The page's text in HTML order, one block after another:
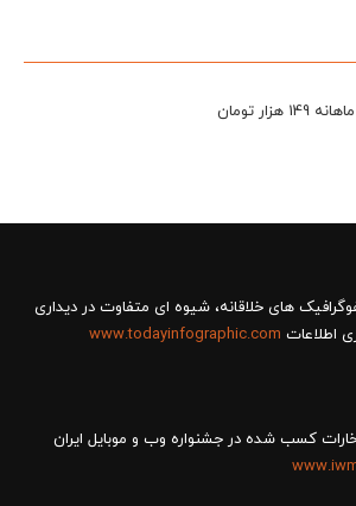
تومان
اطلاعات www.todayinfographic.com
کسب شده در جشنواره وب و موبایل ایران